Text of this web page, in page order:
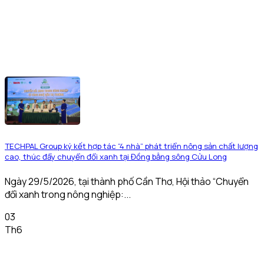
TECHPAL Group ký kết hợp tác “4 nhà” phát triển nông sản chất lượng
cao, thúc đẩy chuyển đổi xanh tại Đồng bằng sông Cửu Long
Ngày 29/5/2026, tại thành phố Cần Thơ, Hội thảo “Chuyển
đổi xanh trong nông nghiệp:...
03
Th6